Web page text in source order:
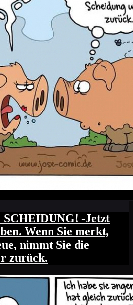
-Jetzt
Wenn Sie merkt,
nimmt Sie die
zurück.